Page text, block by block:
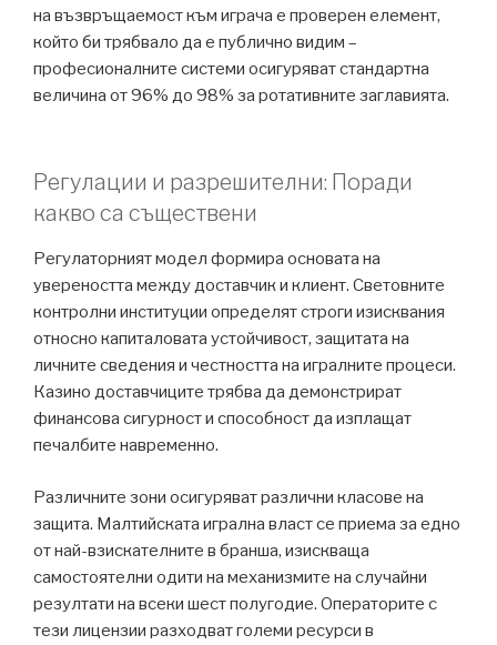
на възвръщаемост към играча е проверен елемент,
който би трябвало да е публично видим –
професионалните системи осигуряват стандартна
величина от 96% до 98% за ротативните заглавията.
Регулации и разрешителни: Поради
какво са съществени
Регулаторният модел формира основата на
увереността между доставчик и клиент. Световните
контролни институции определят строги изисквания
относно капиталовата устойчивост, защитата на
личните сведения и честността на игралните процеси.
Казино доставчиците трябва да демонстрират
финансова сигурност и способност да изплащат
печалбите навременно.
Различните зони осигуряват различни класове на
защита. Малтийската игрална власт се приема за едно
от най-взискателните в бранша, изискваща
самостоятелни одити на механизмите на случайни
резултати на всеки шест полугодие. Операторите с
тези лицензии разходват големи ресурси в